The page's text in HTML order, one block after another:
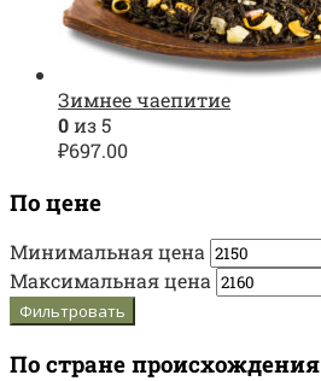
Зимнее чаепитие
0из 5
₽697.00
По цене
Минимальная цена
Максимальная цена
Фильтровать
По стране происхождения